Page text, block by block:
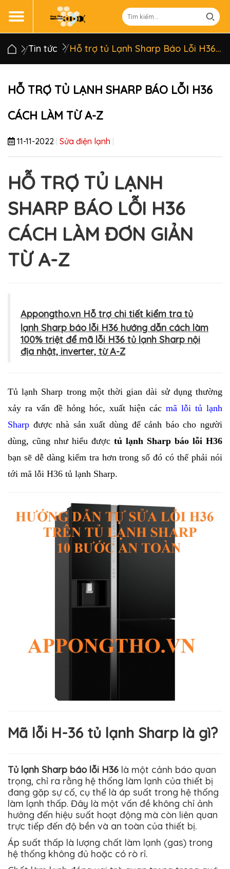
Tin tức Hỗ trợ tủ Lạnh Sharp Báo Lỗi H36 cách làm từ A-Z
HỖ TRỢ TỦ LẠNH SHARP BÁO LỖI H36
CÁCH LÀM TỪ A-Z
11-11-2022 Sửa điện lạnh
HỖ TRỢ TỦ LẠNH
SHARP BÁO LỖI H36
CÁCH LÀM ĐƠN GIẢN
TỪ A-Z
Appongtho.vn Hỗ trợ chi tiết kiểm tra tủ
lạnh Sharp báo lỗi H36 hướng dẫn cách làm
100% triệt để mã lỗi H36 tủ lạnh Sharp nội
địa nhật, inverter, từ A-Z
Tủ lạnh Sharp trong một thời gian dài sử dụng thường
xảy ra vấn đề hỏng hóc, xuất hiện các mã lỗi tủ lạnh
Sharp được nhà sản xuất dùng để cảnh báo cho người
dùng, cũng như hiểu được tủ lạnh Sharp báo lỗi H36
bạn sẽ dễ dàng kiểm tra hơn trong số đó có thể phải nói
tới mã lỗi H36 tủ lạnh Sharp.
Mã lỗi H-36 tủ lạnh Sharp là gì?
Tủ lạnh Sharp báo lỗi H36 là một cảnh báo quan
trọng, chỉ ra rằng hệ thống làm lạnh của thiết bị
đang gặp sự cố, cụ thể là áp suất trong hệ thống
làm lạnh thấp. Đây là một vấn đề không chỉ ảnh
hưởng đến hiệu suất hoạt động mà còn liên quan
trực tiếp đến độ bền và an toàn của thiết bị.
Áp suất thấp là lượng chất làm lạnh (gas) trong
hệ thống không đủ hoặc có rò rỉ.